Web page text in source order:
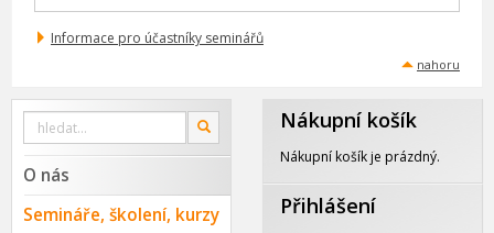
Informace pro účastníky seminářů
nahoru
Vyhledat
webu
OK
O nás
Semináře, školení, kurzy
Nákupní košík
Nákupní košík je prázdný.
Přihlášení